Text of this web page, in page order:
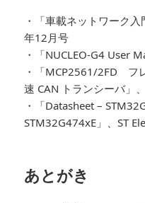
・「車載ネットワーク
年12月号
・「NUCLEO-G4 User
・「MCP2561/2FD フ
速 CAN トランシーバ」
・「Datasheet –
STM32G474xE」、ST
あとがき